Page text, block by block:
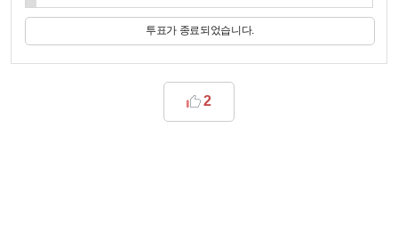
투표가 종료되었습니다.
2